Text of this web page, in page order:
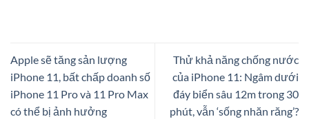
Apple sẽ tăng sản lượng
iPhone 11, bất chấp doanh số
iPhone 11 Pro và 11 Pro Max
có thể bị ảnh hưởng
Thử khả năng chống nước
của iPhone 11: Ngâm dưới
đáy biển sâu 12m trong 30
phút, vẫn ‘sống nhăn răng’?